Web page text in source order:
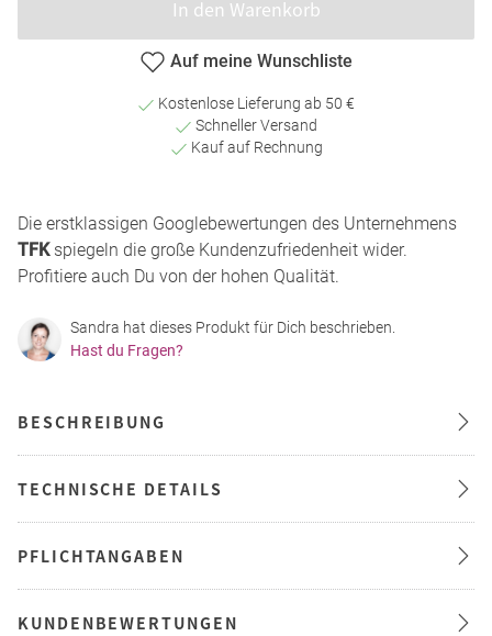
In den Warenkorb
Auf meine Wunschliste
Kostenlose Lieferung ab 50 €
Schneller Versand
Kauf auf Rechnung
Die erstklassigen Googlebewertungen des Unternehmens
TFKspiegeln die große Kundenzufriedenheit wider.
Profitiere auch Du von der hohen Qualität.
Sandra hat dieses Produkt für Dich beschrieben.
Hast du Fragen?
BESCHREIBUNG
TECHNISCHE DETAILS
PFLICHTANGABEN
KUNDENBEWERTUNGEN